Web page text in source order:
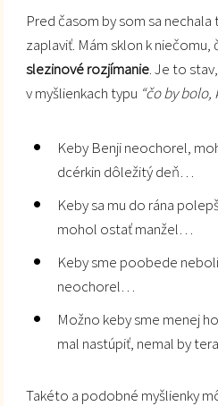
Pred časom by som sa
zaplaviť. Mám sklon k
slezinové rozjímanie. Je to
v myšlienkach typu “čo by
Keby Benji neochorel,
dcérkin dôležitý deň…
Keby sa mu do rána
mohol ostať manžel…
Keby sme poobede
neochorel…
Možno keby sme menej
mal nastúpiť, nemal by
Takéto a podobné myšlienky